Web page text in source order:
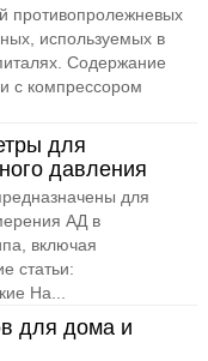
противопролежневых
используемых в
Содержание
с компрессором
для
давления
для
АД в
включая
статьи:
На...
для дома и